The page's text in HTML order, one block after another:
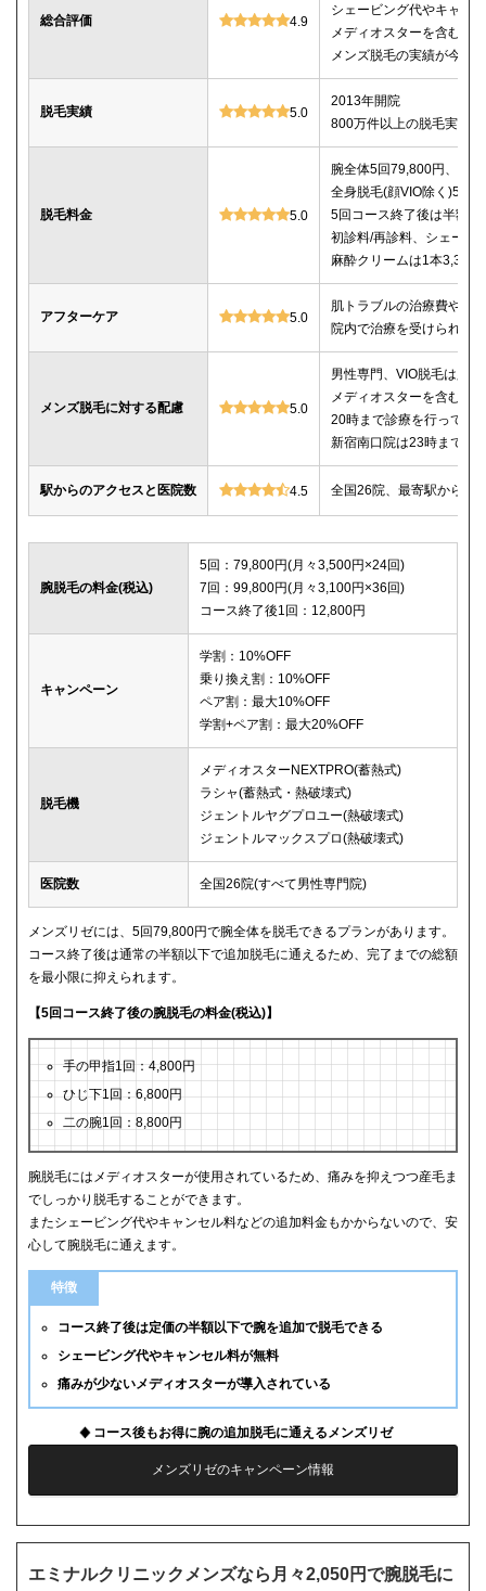
総合評価 4.9
シェービング代やキャン
メディオスターを含む4
メンズ脱毛の実績が今回
脱毛実績 5.0
2013年開院
800万件以上の脱毛実績
脱毛料金 5.0
腕全体5回79,800円、7回
全身脱毛(顔VIO除く)5回
5回コース終了後は半額
初診料/再診料、シェービ
麻酔クリームは1本3,300
アフターケア 5.0
肌トラブルの治療費や薬
院内で治療を受けられる
メンズ脱毛に対する配慮 5.0
男性専門、VIO脱毛は必
メディオスターを含む4
20時まで診療を行ってい
新宿南口院は23時までの
駅からのアクセスと医院数 4.5 全国26院、最寄駅から徒
腕脱毛の料金(税込)
5回：79,800円(月々3,500円×24回)
7回：99,800円(月々3,100円×36回)
コース終了後1回：12,800円
キャンペーン
学割：10%OFF
乗り換え割：10%OFF
ペア割：最大10%OFF
学割+ペア割：最大20%OFF
脱毛機
メディオスターNEXTPRO(蓄熱式)
ラシャ(蓄熱式・熱破壊式)
ジェントルヤグプロユー(熱破壊式)
ジェントルマックスプロ(熱破壊式)
医院数 全国26院(すべて男性専門院)
メンズリゼには、5回79,800円で腕全体を脱毛できるプランがあります。
コース終了後は通常の半額以下で追加脱毛に通えるため、完了までの総額
を最小限に抑えられます。
【5回コース終了後の腕脱毛の料金(税込)】
手の甲指1回：4,800円
ひじ下1回：6,800円
二の腕1回：8,800円
腕脱毛にはメディオスターが使用されているため、痛みを抑えつつ産毛ま
でしっかり脱毛することができます。
またシェービング代やキャンセル料などの追加料金もかからないので、安
心して腕脱毛に通えます。
特徴
コース終了後は定価の半額以下で腕を追加で脱毛できる
シェービング代やキャンセル料が無料
痛みが少ないメディオスターが導入されている
コース後もお得に腕の追加脱毛に通えるメンズリゼ
メンズリゼのキャンペーン情報
エミナルクリニックメンズなら月々2,050円で腕脱毛に